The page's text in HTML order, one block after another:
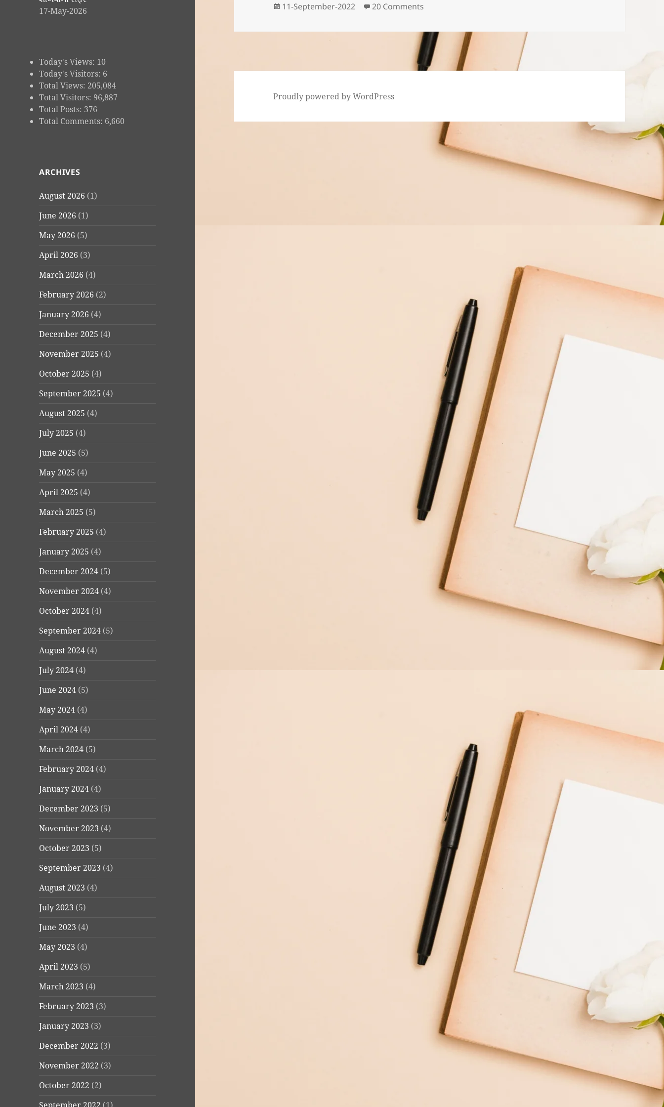
17-May-2026
Today's Views: 10
Today's Visitors: 6
Total Views: 205,084
Total Visitors: 96,887
Total Posts: 376
Total Comments: 6,660
ARCHIVES
August 2026 (1)
June 2026 (1)
May 2026 (5)
April 2026 (3)
March 2026 (4)
February 2026 (2)
January 2026 (4)
December 2025 (4)
November 2025 (4)
October 2025 (4)
September 2025 (4)
August 2025 (4)
July 2025 (4)
June 2025 (5)
May 2025 (4)
April 2025 (4)
March 2025 (5)
February 2025 (4)
January 2025 (4)
December 2024 (5)
November 2024 (4)
October 2024 (4)
September 2024 (5)
August 2024 (4)
July 2024 (4)
June 2024 (5)
May 2024 (4)
April 2024 (4)
March 2024 (5)
February 2024 (4)
January 2024 (4)
December 2023 (5)
November 2023 (4)
October 2023 (5)
September 2023 (4)
August 2023 (4)
July 2023 (5)
June 2023 (4)
May 2023 (4)
April 2023 (5)
March 2023 (4)
February 2023 (3)
January 2023 (3)
December 2022 (3)
November 2022 (3)
October 2022 (2)
p
p
o
o
Posted
11-September-2022 20 Comments
Proudly powered by WordPress